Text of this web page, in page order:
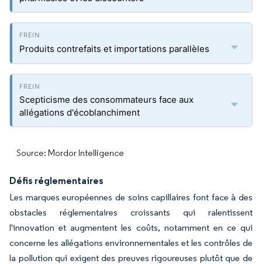
Produits contrefaits et importations parallèles
Scepticisme des consommateurs face aux
allégations d'écoblanchiment
Source: Mordor Intelligence
Défis réglementaires
Les marques européennes de soins capillaires font face à des
obstacles réglementaires croissants qui ralentissent
l'innovation et augmentent les coûts, notamment en ce qui
concerne les allégations environnementales et les contrôles de
la pollution qui exigent des preuves rigoureuses plutôt que de